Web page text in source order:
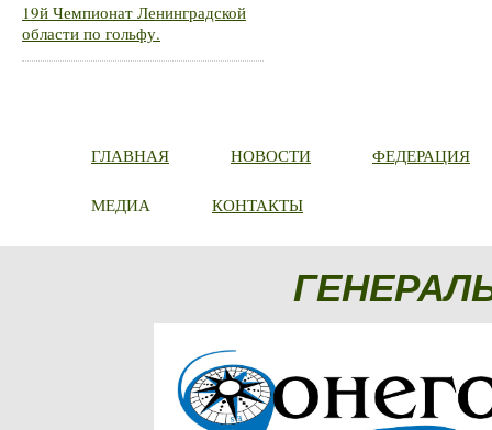
19й Чемпионат Ленинградской
области по гольфу.
ГЛАВНАЯ НОВОСТИ ФЕДЕРАЦИЯ
МЕДИА КОНТАКТЫ